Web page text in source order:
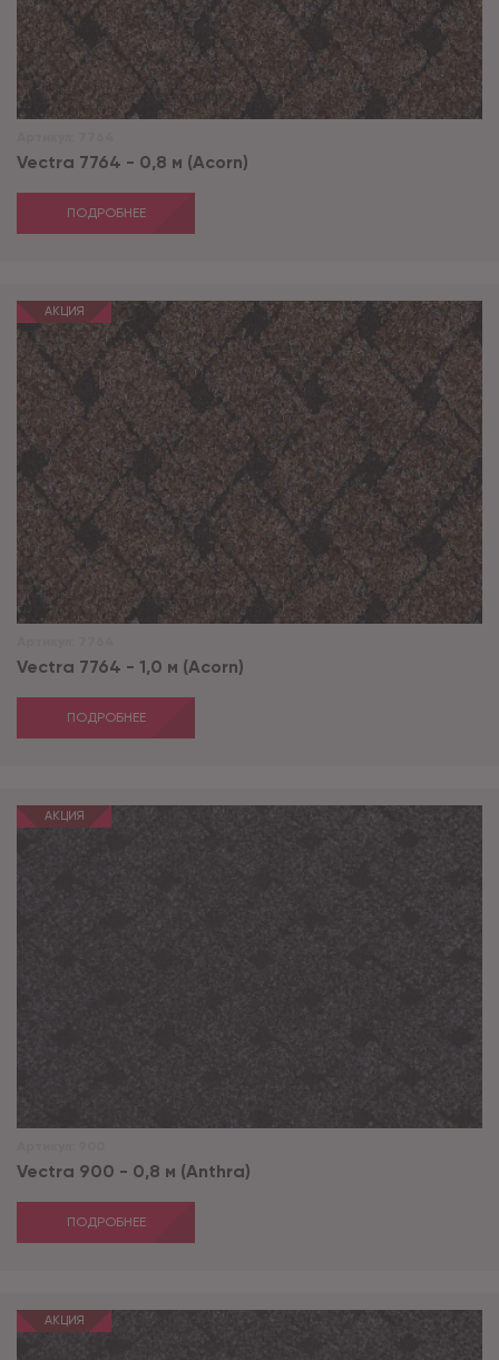
Vectra 7764 - 0,8 м (Acorn)
ПОДРОБНЕЕ
АКЦИЯ
Vectra 7764 - 1,0 м (Acorn)
ПОДРОБНЕЕ
АКЦИЯ
Vectra 900 - 0,8 м (Anthra)
ПОДРОБНЕЕ
АКЦИЯ